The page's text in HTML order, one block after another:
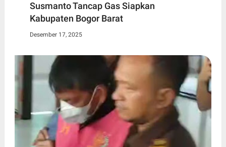
Susmanto Tancap Gas Siapkan
Kabupaten Bogor Barat
Desember 17, 2025